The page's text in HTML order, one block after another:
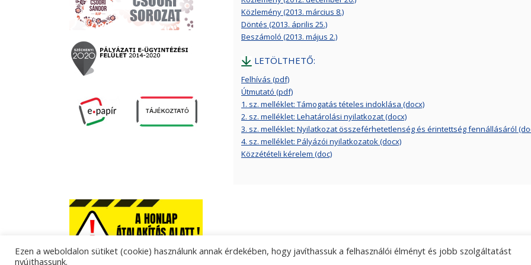
Közlemény (2013. március 8.)
Döntés (2013. április 25.)
Beszámoló (2013. május 2.)
LETÖLTHETŐ:
Felhívás (pdf)
Útmutató (pdf)
1. sz. melléklet: Támogatás tételes indoklása (docx)
2. sz. melléklet: Lehatárolási nyilatkozat (docx)
3. sz. melléklet: Nyilatkozat összeférhetetlenség és érintettség fennállásáról
4. sz. melléklet: Pályázói nyilatkozatok (docx)
Közzétételi kérelem (doc)
Ezen a weboldalon sütiket (cookie) használunk annak érdekében, hogy javíthassuk a felhasználói élményt és jobb szolgáltatást
nyújthassunk.